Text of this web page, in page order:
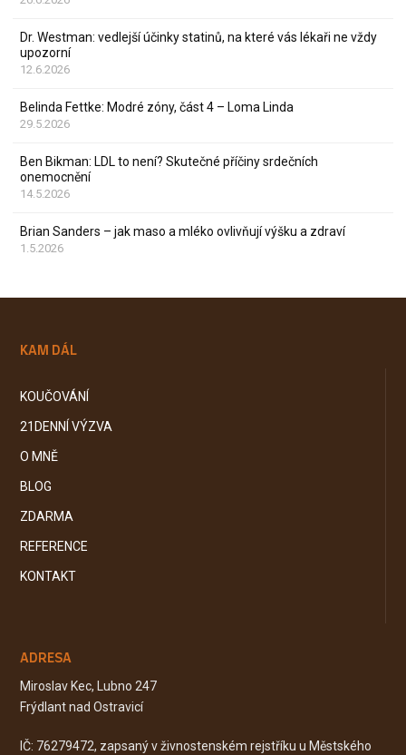
Dr. Westman: vedlejší účinky statinů, na které vás lékaři ne vždy
upozorní
12.6.2026
Belinda Fettke: Modré zóny, část 4 – Loma Linda
29.5.2026
Ben Bikman: LDL to není? Skutečné příčiny srdečních
onemocnění
14.5.2026
Brian Sanders – jak maso a mléko ovlivňují výšku a zdraví
1.5.2026
KAM DÁL
KOUČOVÁNÍ
21DENNÍ VÝZVA
O MNĚ
BLOG
ZDARMA
REFERENCE
KONTAKT
ADRESA
Miroslav Kec, Lubno 247
Frýdlant nad Ostravicí
IČ: 76279472, zapsaný v živnostenském rejstříku u Městského